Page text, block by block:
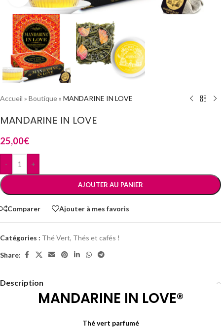
Accueil » Boutique» MANDARINE IN LOVE
MANDARINE IN LOVE
25,00€
- +
AJOUTER AU PANIER
Comparer Ajouter à mes favoris
Catégories : Thé Vert, Thés et cafés !
Share:
Description
MANDARINE IN LOVE®
Thé vert parfumé